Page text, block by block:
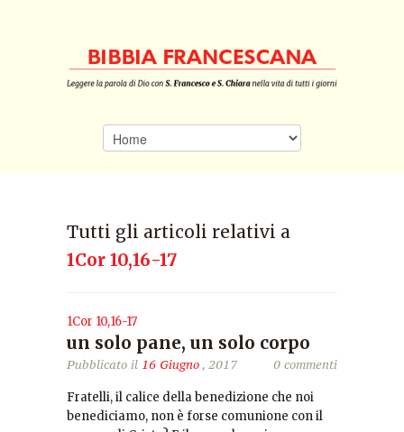
Tutti gli articoli relativi a
1Cor 10,16-17
1Cor 10,16-17
un solo pane, un solo corpo
Pubblicato il 16 Giugno, 2017 0 commenti
Fratelli, il calice della benedizione che noi
benediciamo, non è forse comunione con il